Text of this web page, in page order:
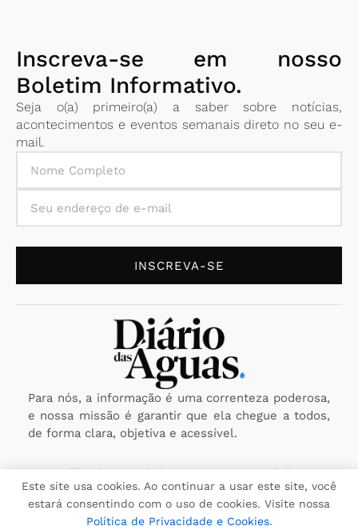
Inscreva-se em nosso
Boletim Informativo.
Seja o(a) primeiro(a) a saber sobre notícias,
acontecimentos e eventos semanais direto no seu e-
mail.
INSCREVA-SE
Para nós, a informação é uma correnteza poderosa,
e nossa missão é garantir que ela chegue a todos,
de forma clara, objetiva e acessível.
Política de Privacidade Termos e Condições
Política Editorial Reportar Erro Enviar Notícia
Copyright © 2025 Diário das Águas - A fonte que você confia.
Todos os direitos reservados. CNPJ: 29.116.260/0001-09
Este site usa cookies. Ao continuar a usar este site, você
estará consentindo com o uso de cookies. Visite nossa
Política de Privacidade e Cookies.